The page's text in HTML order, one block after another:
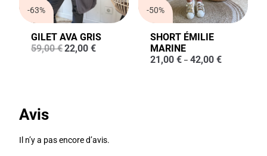
-63%
GILET AVA GRIS
59,00€Le
22,00 €Le
-50%
SHORT ÉMILIE
MARINE
21,00 €– 42,00 €
Avis
Il n’y a pas encore d’avis.